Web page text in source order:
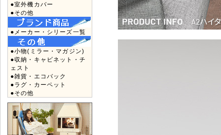
●室外機カバー
●その他
●メーカー・シリーズ一覧
●小物(ミラー・マガジン)
●収納・キャビネット・チ
ェスト
●雑貨・エコバック
●ラグ・カーペット
●その他